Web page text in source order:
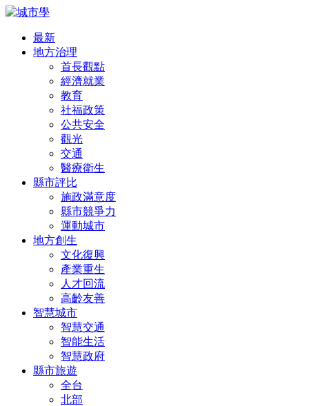
最新
地方治理
首長觀點
經濟就業
教育
社福政策
公共安全
觀光
交通
醫療衛生
縣市評比
施政滿意度
縣市競爭力
運動城市
地方創生
文化復興
產業重生
人才回流
高齡友善
智慧城市
智慧交通
智能生活
智慧政府
縣市旅遊
全台
北部